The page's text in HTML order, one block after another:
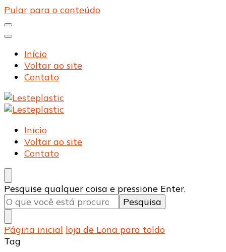
Pular para o conteúdo
Início
Voltar ao site
Contato
Lesteplastic
Blog – Lesteplastic
Lesteplastic
Blog – Lesteplastic
Início
Voltar ao site
Contato
Procurando
algo?
Pesquise qualquer coisa e pressione Enter.
Página inicial loja de Lona para toldo
Tag